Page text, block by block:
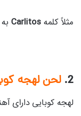
مثلاً کلمه Carlitos
2. لحن لهجه
لهجه کوبایی دارای